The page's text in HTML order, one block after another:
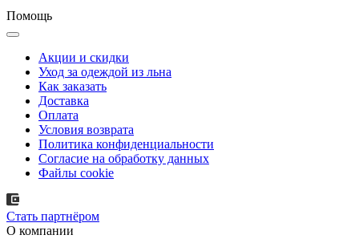
Помощь
Акции и скидки
Уход за одеждой из льна
Как заказать
Доставка
Оплата
Условия возврата
Политика конфиденциальности
Согласие на обработку данных
Файлы cookie
Стать партнёром
О компании